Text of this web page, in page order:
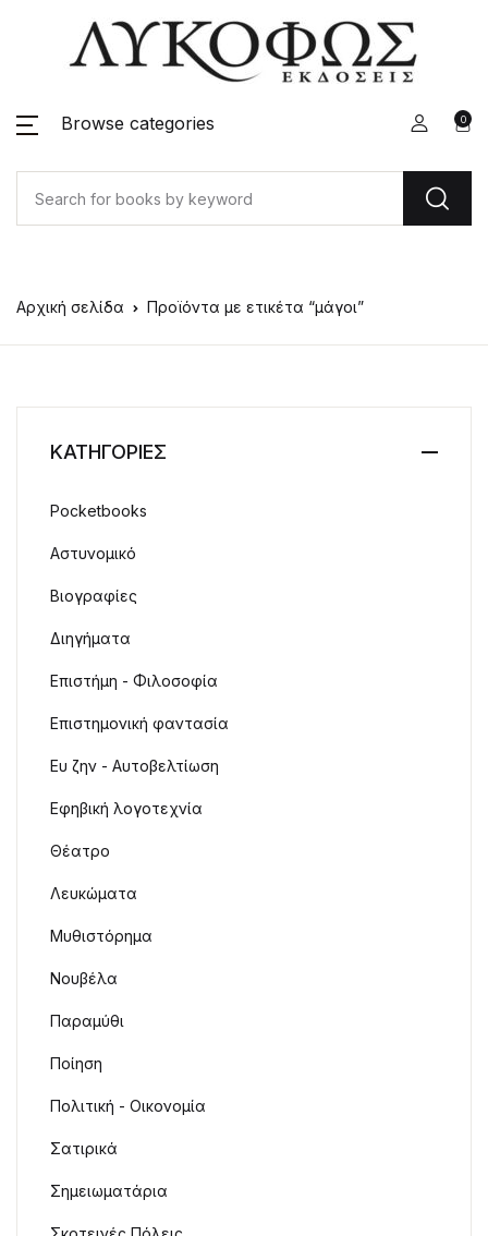
Browse categories 0
Αρχική σελίδα Προϊόντα με ετικέτα “μάγοι”
ΚΑΤΗΓΟΡΙΕΣ
Pocketbooks
Αστυνομικό
Βιογραφίες
Διηγήματα
Επιστήμη - Φιλοσοφία
Επιστημονική φαντασία
Ευ ζην - Αυτοβελτίωση
Εφηβική λογοτεχνία
Θέατρο
Λευκώματα
Μυθιστόρημα
Νουβέλα
Παραμύθι
Ποίηση
Πολιτική - Οικονομία
Σατιρικά
Σημειωματάρια